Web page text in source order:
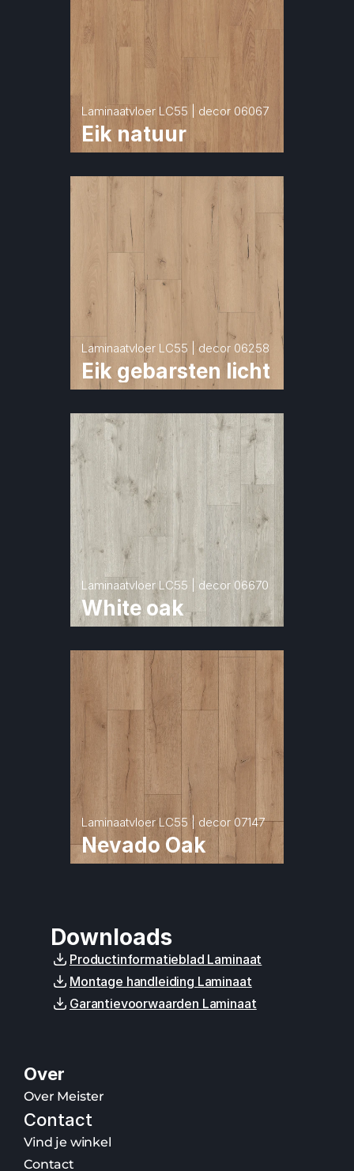
Laminaatvloer LC55 | decor 06067
Eik natuur
Laminaatvloer LC55 | decor 06258
Eik gebarsten licht
Laminaatvloer LC55 | decor 06670
White oak
Laminaatvloer LC55 | decor 07147
Nevado Oak
Downloads
Productinformatieblad Laminaat
Montage handleiding Laminaat
Garantievoorwaarden Laminaat
Over
Over Meister
Contact
Vind je winkel
Contact